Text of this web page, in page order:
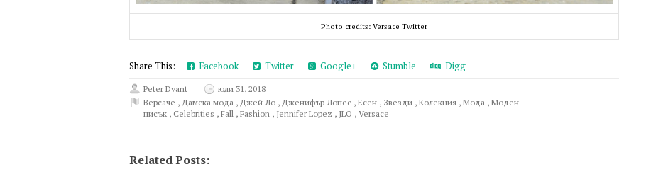
Photo credits: Versace Twitter
Share This: Facebook Twitter Google+ Stumble Digg
Peter Dvant
юли 31, 2018
Версаче , Дамска мода , Джей Ло , Дженифър Лопес , Есен , Звезди , Колекция , Мода , Моден
писък , Celebrities , Fall , Fashion , Jennifer Lopez , JLO , Versace
Related Posts: